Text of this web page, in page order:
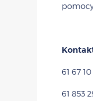
61 67
61 853